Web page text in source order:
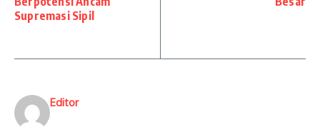
Supremasi Sipil
Editor